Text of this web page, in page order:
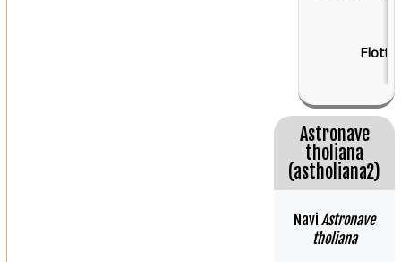
Flotta:
Astronave
tholiana
(astholiana2)
NaviAstronave
tholiana